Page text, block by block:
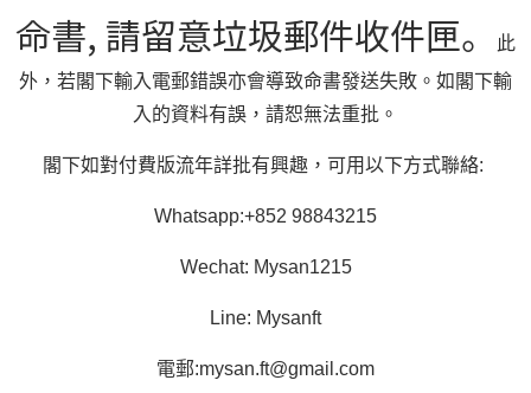
命書, 請留意垃圾郵件收件匣。
此
外，若閣下輸入電郵錯誤亦會導致命書發送失敗。如閣下輸
入的資料有誤，請恕無法重批。
閣下如對付費版流年詳批有興趣，可用以下方式聯絡:
Whatsapp:+852 98843215
Wechat: Mysan1215
Line: Mysanft
電郵:mysan.ft@gmail.com